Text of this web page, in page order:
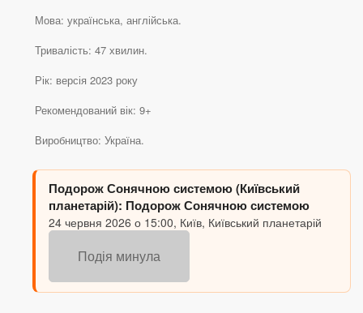
Мова: українська, англійська.
Тривалість: 47 хвилин.
Рік: версія 2023 року
Рекомендований вік: 9+
Виробництво: Україна.
Подорож Сонячною системою (Київський
планетарій): Подорож Сонячною системою
24 червня 2026 о 15:00, Київ, Київський планетарій
Подія минула